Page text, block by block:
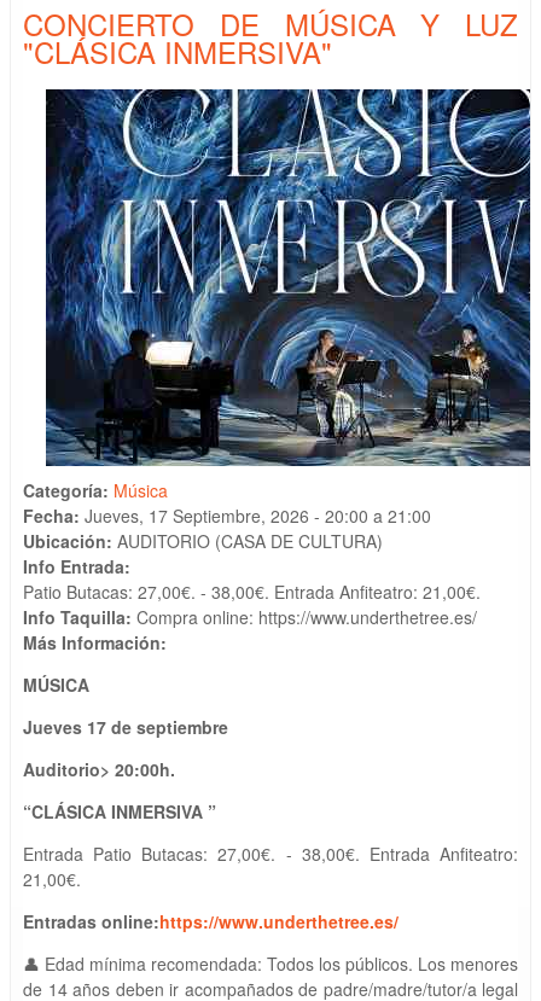
CONCIERTO DE MÚSICA Y LUZ
"CLÁSICA INMERSIVA"
Categoría: Música
Fecha: Jueves, 17 Septiembre, 2026 - 20:00 a 21:00
Ubicación: AUDITORIO (CASA DE CULTURA)
Info Entrada:
Patio Butacas: 27,00€. - 38,00€. Entrada Anfiteatro: 21,00€.
Info Taquilla: Compra online: https://www.underthetree.es/
Más Información:
MÚSICA
Jueves 17 de septiembre
Auditorio> 20:00h.
“CLÁSICA INMERSIVA ”
Entrada Patio Butacas: 27,00€. - 38,00€. Entrada Anfiteatro:
21,00€.
Entradas online:https://www.underthetree.es/
👤 Edad mínima recomendada: Todos los públicos. Los menores
de 14 años deben ir acompañados de padre/madre/tutor/a legal